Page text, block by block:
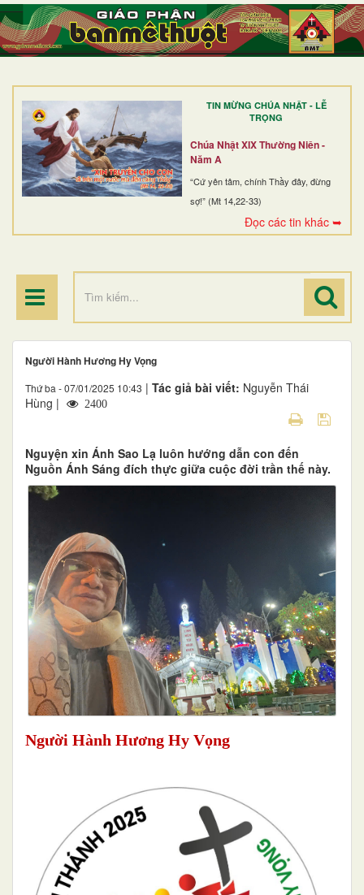
TIN MỪNG CHÚA NHẬT - LỄ
TRỌNG
Chúa Nhật XIX Thường Niên -
Năm A
“Cứ yên tâm, chính Thầy đây, đừng
sợ!” (Mt 14,22-33)
Đọc các tin khác ➥
TRANG NHẤT
GIỚI THIỆU
DÒNG TU
BAN MỤC VỤ
ĐOÀN THỂ CG
ĐIỂM HÀNH HƯƠNG
Người Hành Hương Hy Vọng
Thứ ba - 07/01/2025 10:43 | Tác giả bài viết: Nguyễn Thái
Hùng |
2400
Nguyện xin Ánh Sao Lạ luôn hướng dẫn con đến
Nguồn Ánh Sáng đích thực giữa cuộc đời trần thế này.
Người Hành Hương Hy Vọng